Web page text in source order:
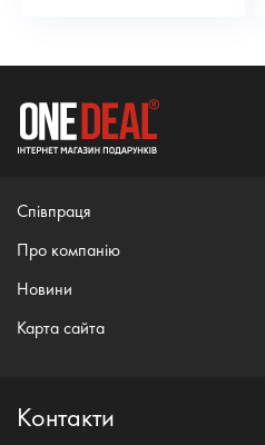
Співпраця
Про компанію
Новини
Карта сайта
Контакти